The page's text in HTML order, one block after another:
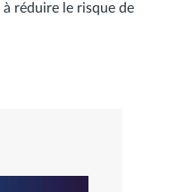
réduire le risque de